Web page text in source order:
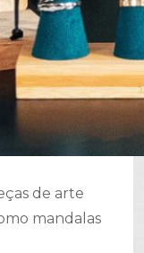
de arte
mandalas